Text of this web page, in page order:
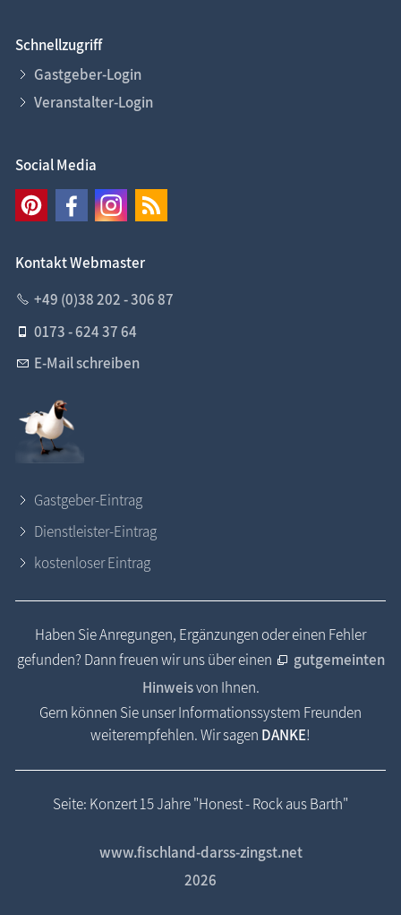
Schnellzugriff
Gastgeber-Login
Veranstalter-Login
Social Media
Kontakt Webmaster
+49 (0)38 202 - 306 87
0173 - 624 37 64
E-Mail schreiben
Gastgeber-Eintrag
Dienstleister-Eintrag
kostenloser Eintrag
Haben Sie Anregungen, Ergänzungen oder einen Fehler
gefunden? Dann freuen wir uns über einen
gutgemeinten
Hinweisvon Ihnen.
Gern können Sie unser Informationssystem Freunden
weiterempfehlen. Wir sagen DANKE!
Seite: Konzert 15 Jahre "Honest - Rock aus Barth"
www.fischland-darss-zingst.net
2026